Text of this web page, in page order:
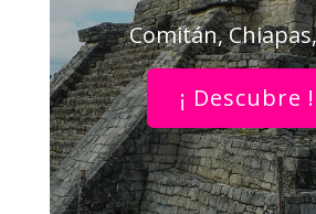
Comitán,
¡ Descubre !